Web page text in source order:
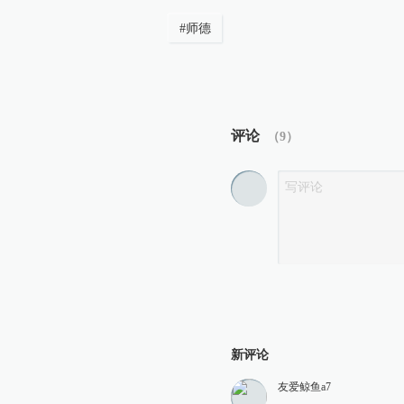
#师德
评论 （9）
新评论
友爱鲸鱼a7